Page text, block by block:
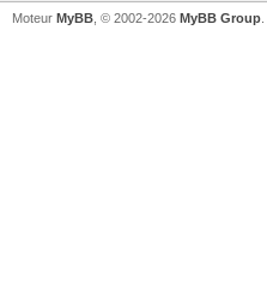
Moteur MyBB , © 2002-2026 MyBB Group